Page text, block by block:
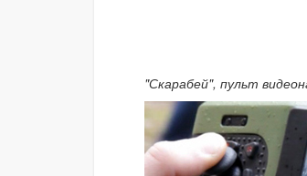
"Скарабей", пульт